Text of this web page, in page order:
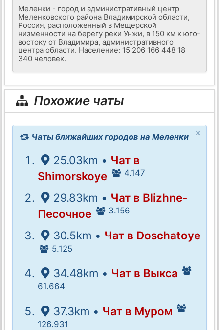
Меленки - город и административный центр
Меленковского района Владимирской области,
Россия, расположенный в Мещерской
низменности на берегу реки Унжи, в 150 км к юго-
востоку от Владимира, административного
центра области. Население: 15 206 166 448 18
340 человек.
Похожие чаты
×
Чаты ближайших городов на Меленки
25.03km • Чат в
Shimorskoye
4.147
29.83km • Чат в Blizhne-
Песочное
3.156
30.5km • Чат в Doschatoye
5.125
34.48km • Чат в Выкса
61.664
37.3km • Чат в Муром
126.931